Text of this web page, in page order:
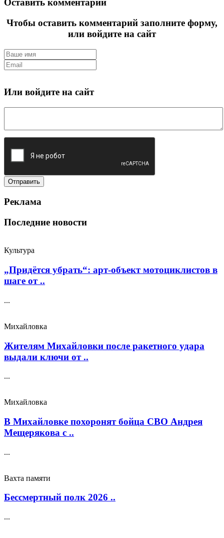
Оставить комментарий
Чтобы оставить комментарий заполните форму,
или войдите на сайт
Или войдите на сайт
Реклама
Последние новости
Культура
„Придётся убрать“: арт‑объект мотоциклистов в
шаге от ..
...
Михайловка
Жителям Михайловки после ракетного удара
выдали ключи от ..
...
Михайловка
В Михайловке похоронят бойца СВО Андрея
Мещерякова с ..
...
Вахта памяти
Бессмертный полк 2026 ..
...